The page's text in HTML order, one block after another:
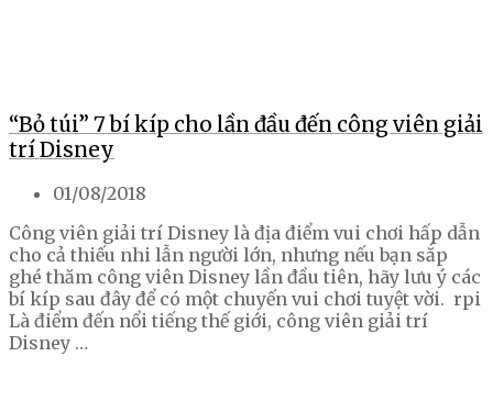
“Bỏ túi” 7 bí kíp cho lần đầu đến công viên giải
trí Disney
01/08/2018
Công viên giải trí Disney là địa điểm vui chơi hấp dẫn
cho cả thiếu nhi lẫn người lớn, nhưng nếu bạn sắp
ghé thăm công viên Disney lần đầu tiên, hãy lưu ý các
bí kíp sau đây để có một chuyến vui chơi tuyệt vời. rpi
Là điểm đến nổi tiếng thế giới, công viên giải trí
Disney …